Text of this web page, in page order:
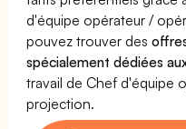
d'équipe opérateur /
pouvez trouver des
spécialement dédiées
travail de Chef d'équipe
projection.